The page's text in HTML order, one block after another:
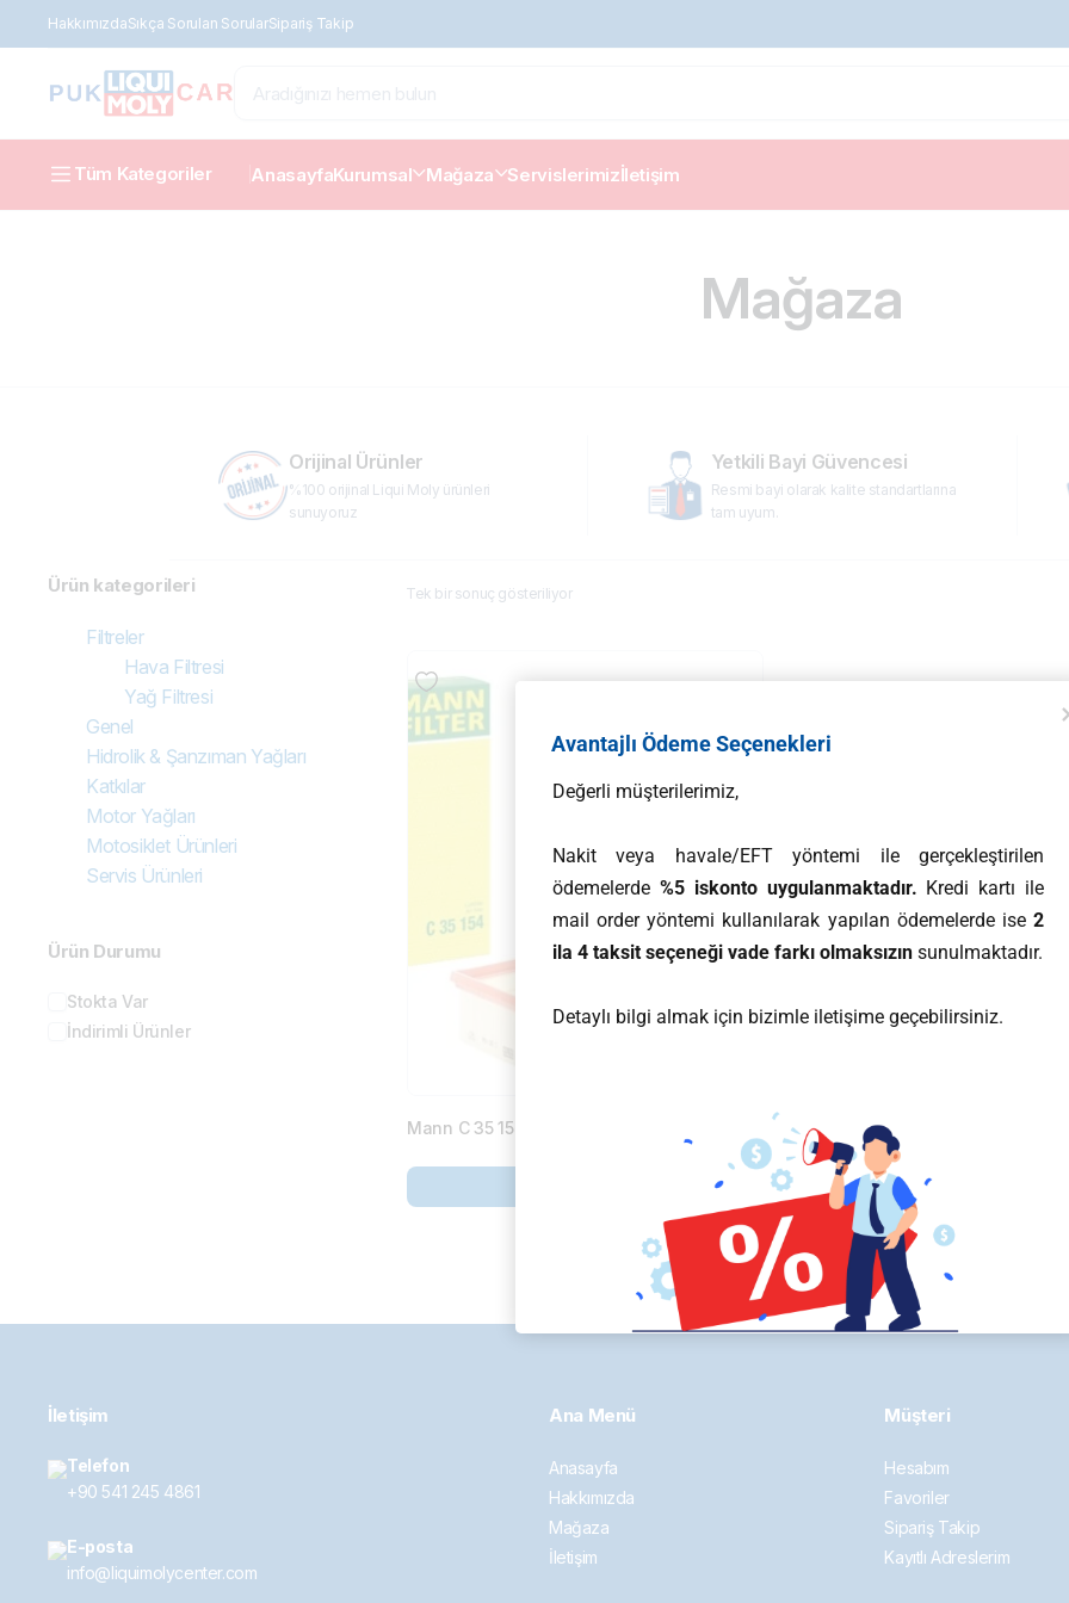
HakkımızdaSıkça Sorulan SorularSipariş Takip
Tüm Kategoriler AnasayfaKurumsal Mağaza Servislerimizİletişim
Mağaza
Orijinal Ürünler
%100 orijinal Liqui Moly ürünleri
sunuyoruz
Yetkili Bayi Güvencesi
Resmi bayi olarak kalite standartlarına
tam uyum.
Tek bir sonuç gösteriliyor
Mann C 35 154 Hava Filtresi
Ürün kategorileri
Filtreler
Hava Filtresi
Yağ Filtresi
Genel
Hidrolik & Şanzıman Yağları
Katkılar
Motor Yağları
Motosiklet Ürünleri
Servis Ürünleri
Ürün Durumu
Stokta Var
İndirimli Ürünler
İletişim
Telefon
+90 541 245 4861
E-posta
info@liquimolycenter.com
Ana Menü
Anasayfa
Hakkımızda
Mağaza
İletişim
Müşteri
Hesabım
Favoriler
Sipariş Takip
Kayıtlı Adreslerim
Avantajlı Ödeme Seçenekleri
Değerli müşterilerimiz,
Nakit veya havale/EFT yöntemi ile gerçekleştirilen
ödemelerde %5 iskonto uygulanmaktadır. Kredi kartı ile
mail order yöntemi kullanılarak yapılan ödemelerde ise 2
ila 4 taksit seçeneği vade farkı olmaksızın sunulmaktadır.
Detaylı bilgi almak için bizimle iletişime geçebilirsiniz.